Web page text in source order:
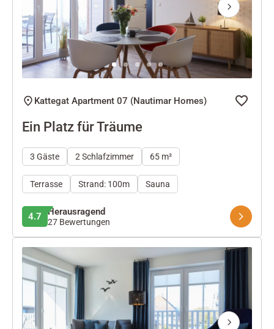
Next
Kattegat Apartment 07 (Nautimar Homes)
Ein Platz für Träume
3 Gäste 2 Schlafzimmer 65 m²
Terrasse Strand: 100m Sauna
4.7 Herausragend
27 Bewertungen